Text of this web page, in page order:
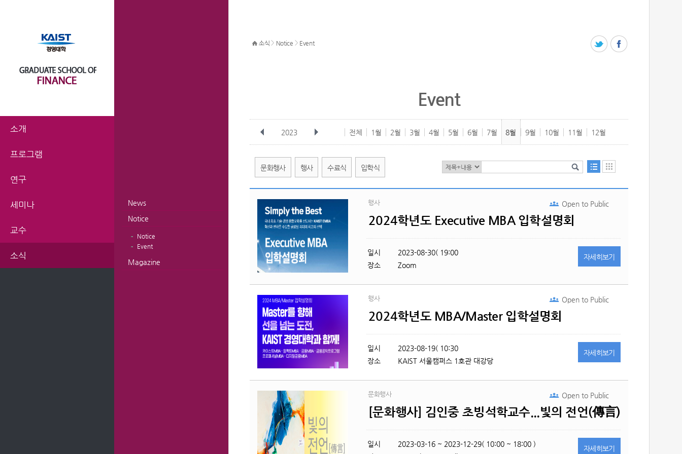
소개
프로그램
연구
세미나
교수
소식
News
Notice
Notice
Event
Magazine
소식 > Notice > Event
Event
2023 전체 1월 2월 3월 4월 5월 6월 7월 8월 9월 10월 11월 12월
문화행사 행사 수료식 입학식
행사
2024학년도 Executive MBA 입학설명회
Open to Public
일시
2023-08-30( 19:00
장소
Zoom
자세히 보기
행사
2024학년도 MBA/Master 입학설명회
Open to Public
일시
2023-08-19( 10:30
장소
KAIST 서울캠퍼스 1호관 대강당
자세히 보기
문화행사
[문화행사] 김인중 초빙석학교수...빛의 전언(傳言)
Open to Public
일시
2023-03-16 ~ 2023-12-29( 10:00 ~ 18:00 )
자세히 보기